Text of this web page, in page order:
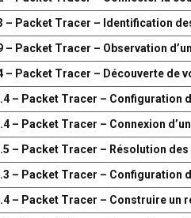
– Packet Tracer – Identification
– Packet Tracer – Observation
– Packet Tracer – Découverte de
– Packet Tracer – Configuration
– Packet Tracer – Connexion
– Packet Tracer – Résolution
– Packet Tracer – Configuration
– Packet Tracer – Construire un